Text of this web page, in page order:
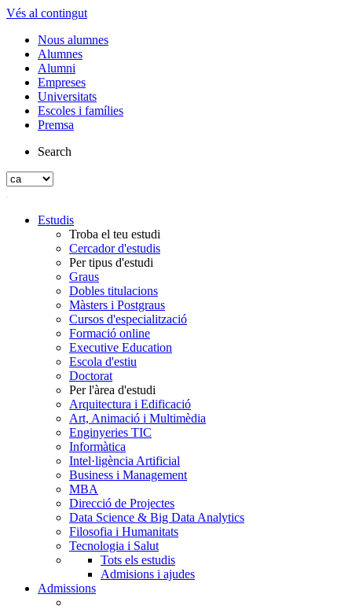
Vés al contingut
Nous alumnes
Alumnes
Alumni
Empreses
Universitats
Escoles i famílies
Premsa
Search
Estudis
Troba el teu estudi
Cercador d'estudis
Per tipus d'estudi
Graus
Dobles titulacions
Màsters i Postgraus
Cursos d'especialització
Formació online
Executive Education
Escola d'estiu
Doctorat
Per l'àrea d'estudi
Arquitectura i Edificació
Art, Animació i Multimèdia
Enginyeries TIC
Informàtica
Intel·ligència Artificial
Business i Management
MBA
Direcció de Projectes
Data Science & Big Data Analytics
Filosofia i Humanitats
Tecnologia i Salut
Tots els estudis
Admisions i ajudes
Admissions